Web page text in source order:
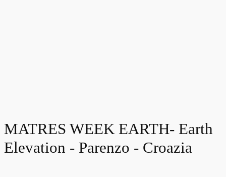
MATRES WEEK EARTH- Earth
Elevation - Parenzo - Croazia